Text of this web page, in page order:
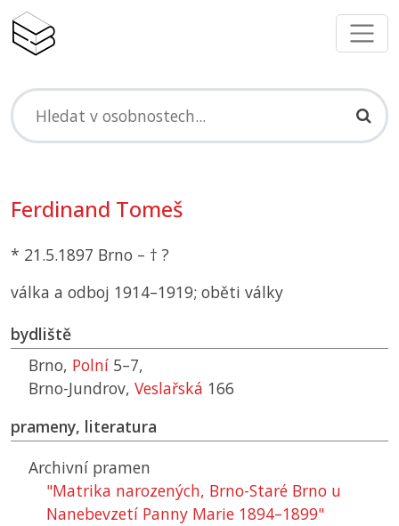
Ferdinand Tomeš
* 21.5.1897 Brno – † ?
válka a odboj 1914–1919; oběti války
bydliště
Brno, Polní 5–7,
Brno-Jundrov, Veslařská 166
prameny, literatura
Archivní pramen
"Matrika narozených, Brno-Staré Brno u
Nanebevzetí Panny Marie 1894–1899"